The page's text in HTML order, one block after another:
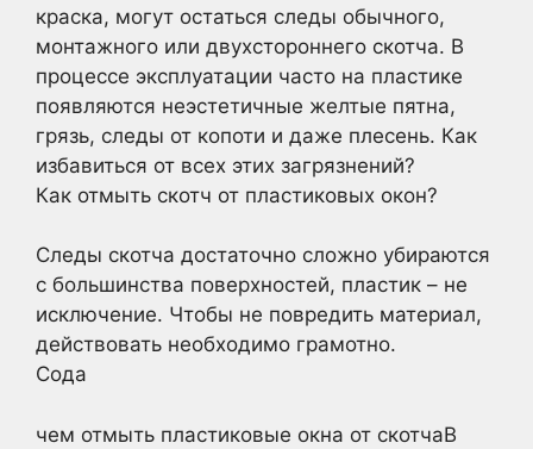
краска, могут остаться следы обычного,
монтажного или двухстороннего скотча. В
процессе эксплуатации часто на пластике
появляются неэстетичные желтые пятна,
грязь, следы от копоти и даже плесень. Как
избавиться от всех этих загрязнений?
Как отмыть скотч от пластиковых окон?
Следы скотча достаточно сложно убираются
с большинства поверхностей, пластик – не
исключение. Чтобы не повредить материал,
действовать необходимо грамотно.
Сода
чем отмыть пластиковые окна от скотчаВ